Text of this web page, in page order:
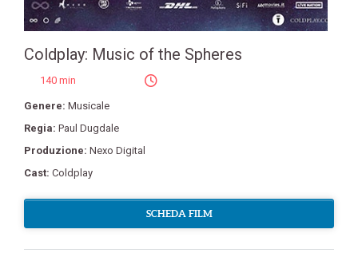
Coldplay: Music of the Spheres
140 min
Genere: Musicale
Regia: Paul Dugdale
Produzione: Nexo Digital
Cast: Coldplay
SCHEDA FILM